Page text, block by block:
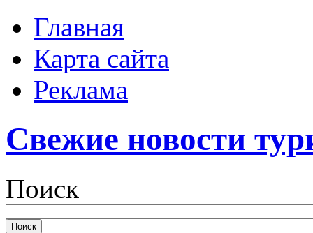
Главная
Карта сайта
Реклама
Свежие новости
Поиск